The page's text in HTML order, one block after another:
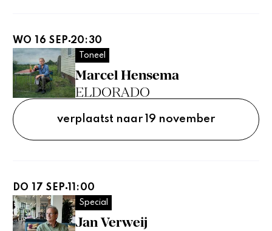
Marcel Hensema
ELDORADO
Toneel
verplaatst naar 19 november
WO 16 SEP 20:30
Jan Verweij
Special
DO 17 SEP 11:00